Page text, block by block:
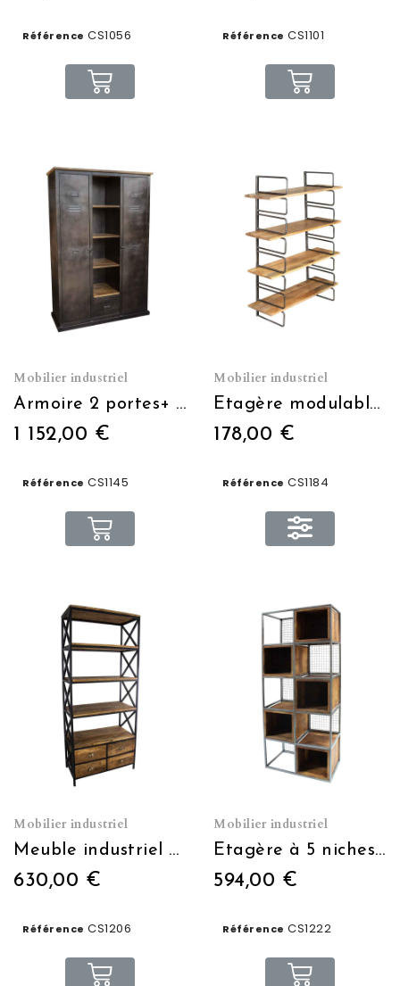
Référence CS1056 Référence CS1101
Mobilier industriel
Armoire 2 portes+ 1 niche étagère+ 1 tiroir
1 152,00 €
Référence CS1145
Mobilier industriel
Etagère modulable murale
178,00 €
Référence CS1184
Mobilier industriel
Meuble industriel avec étagères + 4 tiroirs 80 x 40 x 187
630,00 €
Référence CS1206
Mobilier industriel
Étagère à 5 niches bois avec fond grillagé
594,00 €
Référence CS1222